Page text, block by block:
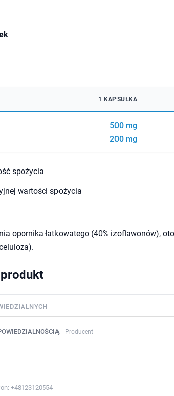
1 KAPSUŁKA
500 mg
200 mg
spożycia
wartości spożycia
opornika łatkowatego (40% izoflawonów),
Producent
+48123120554